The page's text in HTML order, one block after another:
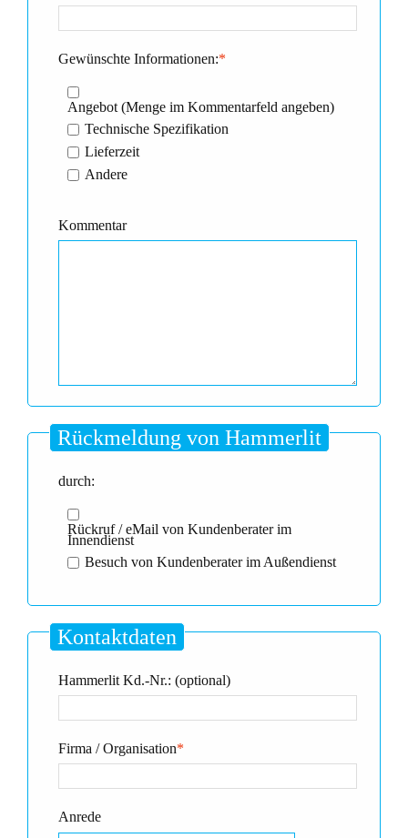
*
Gewünschte Informationen:
Angebot (Menge im Kommentarfeld angeben)
Technische Spezifikation
Lieferzeit
Andere
Kommentar
Rückmeldung von Hammerlit
durch:
Rückruf / eMail von Kundenberater im
Innendienst
Besuch von Kundenberater im Außendienst
Kontaktdaten
Hammerlit Kd.-Nr.: (optional)
*
Firma / Organisation
Anrede